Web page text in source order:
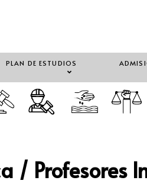
PLAN DE ESTUDIOS
/ Profesores